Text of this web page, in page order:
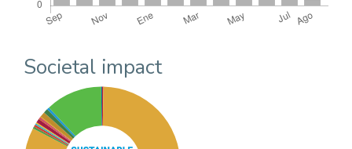
Societal impact